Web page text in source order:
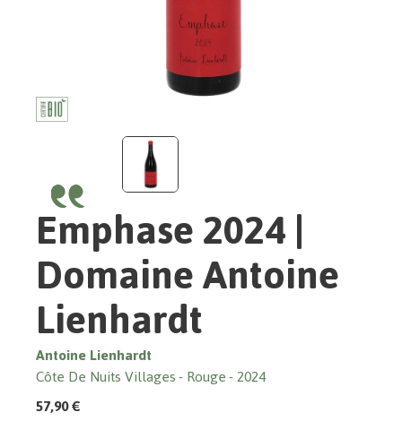
Emphase 2024 |
Domaine Antoine
Lienhardt
Antoine Lienhardt
Côte De Nuits Villages Rouge 2024
57,90 €